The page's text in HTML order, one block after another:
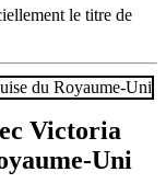
le titre de
Victoria
Uni